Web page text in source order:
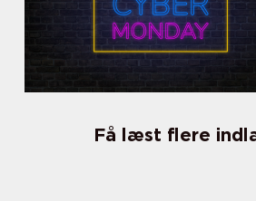
Få læst flere